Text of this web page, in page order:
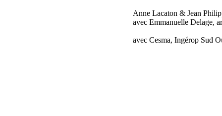
Anne Lacaton & Jean
avec Emmanuelle Delage,
avec Cesma, Ingérop Sud